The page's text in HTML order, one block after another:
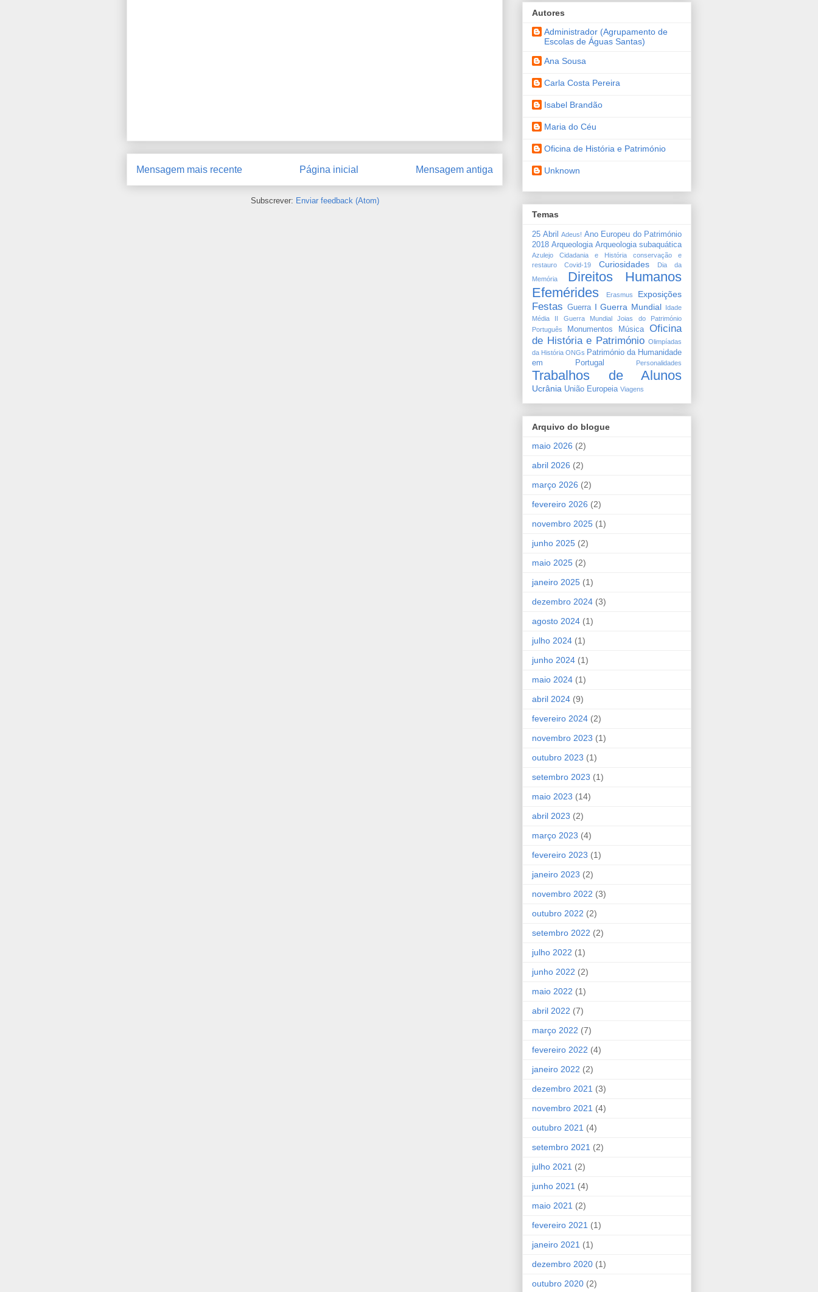
Mensagem mais recente Mensagem antiga
Página inicial
Subscrever: Enviar feedback (Atom)
Autores
Administrador (Agrupamento de
Escolas de Águas Santas)
Ana Sousa
Carla Costa Pereira
Isabel Brandão
Maria do Céu
Oficina de História e Património
Unknown
Temas
25 Abril Adeus! Ano Europeu do Património
2018 Arqueologia Arqueologia subaquática
Azulejo Cidadania e História
conservação e
restauro
Covid-19 Curiosidades
Dia da
Memória
Direitos Humanos
Efemérides
Erasmus Exposições
Festas Guerra I Guerra Mundial
Idade
Média
II Guerra Mundial
Joias do Património
Português
Monumentos Música
Oficina
de História e Património Olimpíadas
da História ONGs Património da Humanidade
em Portugal
Personalidades
Trabalhos de Alunos
Ucrânia União Europeia Viagens
Arquivo do blogue
maio 2026 (2)
abril 2026 (2)
março 2026 (2)
fevereiro 2026 (2)
novembro 2025 (1)
junho 2025 (2)
maio 2025 (2)
janeiro 2025 (1)
dezembro 2024 (3)
agosto 2024 (1)
julho 2024 (1)
junho 2024 (1)
maio 2024 (1)
abril 2024 (9)
fevereiro 2024 (2)
novembro 2023 (1)
outubro 2023 (1)
setembro 2023 (1)
maio 2023 (14)
abril 2023 (2)
março 2023 (4)
fevereiro 2023 (1)
janeiro 2023 (2)
novembro 2022 (3)
outubro 2022 (2)
setembro 2022 (2)
julho 2022 (1)
junho 2022 (2)
maio 2022 (1)
abril 2022 (7)
março 2022 (7)
fevereiro 2022 (4)
janeiro 2022 (2)
dezembro 2021 (3)
novembro 2021 (4)
outubro 2021 (4)
setembro 2021 (2)
julho 2021 (2)
junho 2021 (4)
maio 2021 (2)
fevereiro 2021 (1)
janeiro 2021 (1)
dezembro 2020 (1)
outubro 2020 (2)